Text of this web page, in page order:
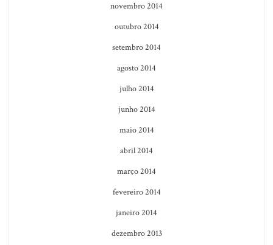
novembro 2014
outubro 2014
setembro 2014
agosto 2014
julho 2014
junho 2014
maio 2014
abril 2014
março 2014
fevereiro 2014
janeiro 2014
dezembro 2013